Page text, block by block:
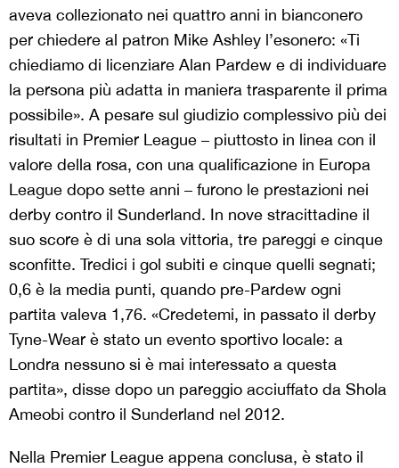
aveva collezionato nei quattro anni in bianconero
per chiedere al patron Mike Ashley l’esonero: «Ti
chiediamo di licenziare Alan Pardew e di individuare
la persona più adatta in maniera trasparente il prima
possibile». A pesare sul giudizio complessivo più dei
risultati in Premier League – piuttosto in linea con il
valore della rosa, con una qualificazione in Europa
League dopo sette anni – furono le prestazioni nei
derby contro il Sunderland. In nove stracittadine il
suo score è di una sola vittoria, tre pareggi e cinque
sconfitte. Tredici i gol subiti e cinque quelli segnati;
0,6 è la media punti, quando pre-Pardew ogni
partita valeva 1,76. «Credetemi, in passato il derby
Tyne-Wear è stato un evento sportivo locale: a
Londra nessuno si è mai interessato a questa
partita», disse dopo un pareggio acciuffato da Shola
Ameobi contro il Sunderland nel 2012.
Nella Premier League appena conclusa, è stato il